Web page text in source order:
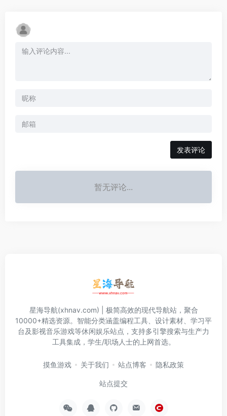
发表评论
暂无评论...
星海导航(xhnav.com) | 极简高效的现代导航站，聚合
10000+精选资源。智能分类涵盖编程工具、设计素材、学习平
台及影视音乐游戏等休闲娱乐站点，支持多引擎搜索与生产力
工具集成，学生/职场人士的上网首选。
摸鱼游戏 关于我们 站点博客 隐私政策
站点提交